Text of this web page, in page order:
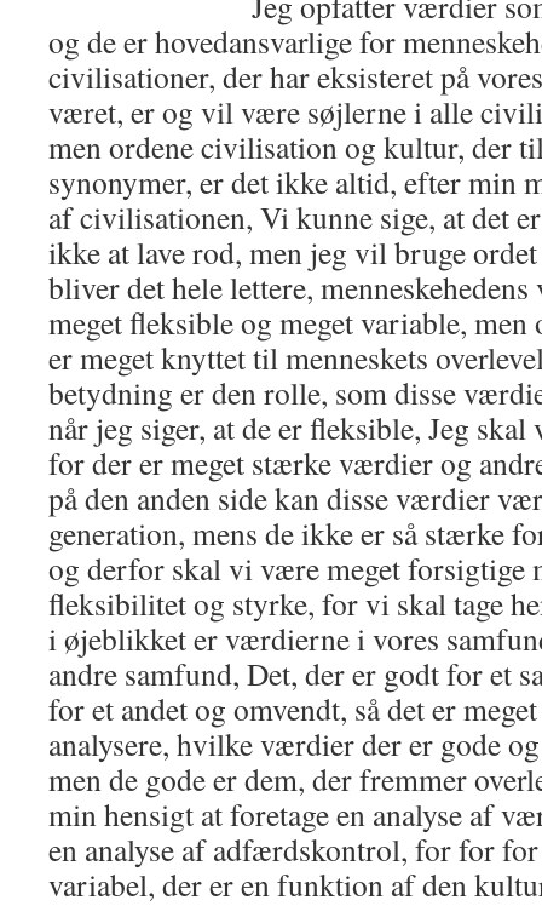
og de er hovedansvarlige for
civilisationer, der har eksisteret på
været, er og vil være søjlerne i alle
men ordene civilisation og kultur, der
synonymer, er det ikke altid, efter min
af civilisationen, Vi kunne sige, at det
ikke at lave rod, men jeg vil bruge ordet
bliver det hele lettere,
meget fleksible og meget variable, men
er meget knyttet til menneskets
betydning er den rolle, som disse
når jeg siger, at de er fleksible, Jeg
for der er meget stærke værdier og
på den anden side kan disse værdier
generation, mens de ikke er så stærke
og derfor skal vi være meget forsigtige
fleksibilitet og styrke, for vi skal tage
i øjeblikket er værdierne i vores
andre samfund, Det, der er godt for et
for et andet og omvendt, så det er
analysere, hvilke værdier der er gode
men de gode er dem, der fremmer
min hensigt at foretage en analyse af
en analyse af adfærdskontrol, for for
variabel, der er en funktion af den